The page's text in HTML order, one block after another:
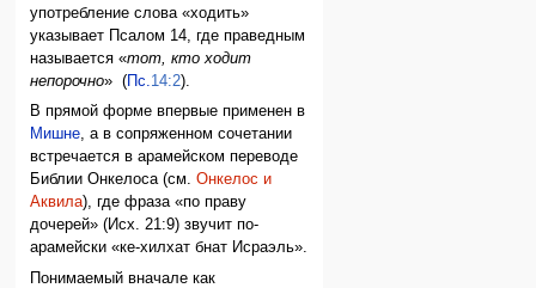
употребление слова «ходить»
указывает Псалом 14, где праведным
называется «тот, кто ходит
непорочно» (Пс.14:2).
В прямой форме впервые применен в
Мишне, а в сопряженном сочетании
встречается в арамейском переводе
Библии Онкелоса (см.Онкелос и
Аквила), где фраза «по праву
дочерей» (Исх. 21:9) звучит по-
арамейски «ке-хилхат бнат Исраэль».
Понимаемый вначале как